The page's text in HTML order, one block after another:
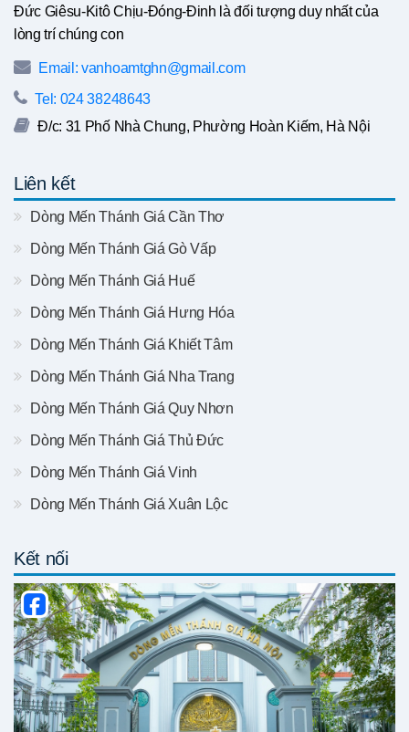
Đức Giêsu-Kitô Chịu-Đóng-Đinh là đối tượng duy nhất của
lòng trí chúng con
Email: vanhoamtghn@gmail.com
Tel: 024 38248643
Đ/c: 31 Phố Nhà Chung, Phường Hoàn Kiếm, Hà Nội
Liên kết
Dòng Mến Thánh Giá Cần Thơ
Dòng Mến Thánh Giá Gò Vấp
Dòng Mến Thánh Giá Huế
Dòng Mến Thánh Giá Hưng Hóa
Dòng Mến Thánh Giá Khiết Tâm
Dòng Mến Thánh Giá Nha Trang
Dòng Mến Thánh Giá Quy Nhơn
Dòng Mến Thánh Giá Thủ Đức
Dòng Mến Thánh Giá Vinh
Dòng Mến Thánh Giá Xuân Lộc
Kết nối